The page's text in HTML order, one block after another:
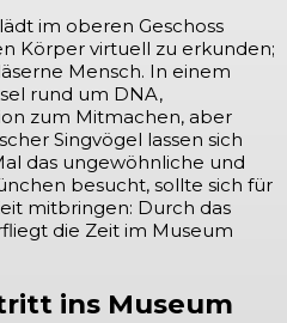
im oberen Geschoss
Körper virtuell zu erkunden;
Mensch. In einem
rund um DNA,
zum Mitmachen, aber
Singvögel lassen sich
das ungewöhnliche und
besucht, sollte sich für
mitbringen: Durch das
die Zeit im Museum
ins Museum